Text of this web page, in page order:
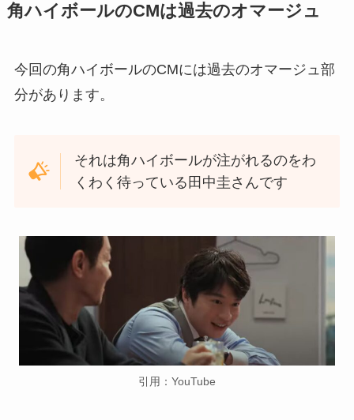
角ハイボールのCMは過去のオマージュ
今回の角ハイボールのCMには過去のオマージュ部
分があります。
それは角ハイボールが注がれるのをわ
くわく待っている田中圭さんです
引用：YouTube